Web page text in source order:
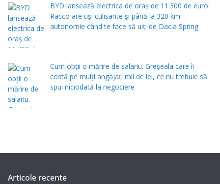
BYD lansează electrica de oraș de 11.300 de euro:
Racco are uși culisante și până la 320 km
autonomie când te face să uiți de Dacia Spring
Cum obții o mărire de salariu. Greșeala care îi
costă pe mulți angajați mii de lei, ce nu trebuie să
spui niciodată la negociere
Articole recente